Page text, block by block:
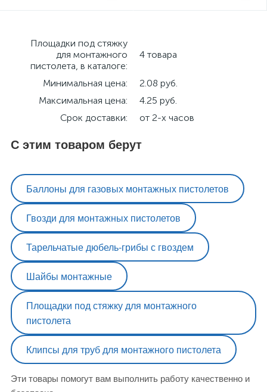
Площадки под стяжку
для монтажного
пистолета, в каталоге:
4 товара
Минимальная цена:
2.08 руб.
Максимальная цена:
4.25 руб.
Срок доставки:
от 2-х часов
С этим товаром берут
Баллоны для газовых монтажных пистолетов
Гвозди для монтажных пистолетов
Тарельчатые дюбель-грибы с гвоздем
Шайбы монтажные
Площадки под стяжку для монтажного
пистолета
Клипсы для труб для монтажного пистолета
Эти товары помогут вам выполнить работу качественно и